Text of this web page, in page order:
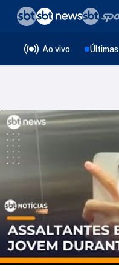
Ao vivo Últimas
❮voltar
Editorias